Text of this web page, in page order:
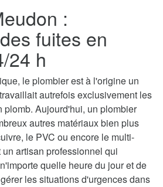
:
fuites en
24 h
le plombier est à l'origine un
autrefois exclusivement les
plomb. Aujourd'hui, un plombier
autres matériaux bien plus
le PVC ou encore le multi-
artisan professionnel qui
quelle heure du jour et de
les situations d'urgences dans